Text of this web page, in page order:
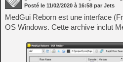
Posté le 11/02/2020 à 16:58 par Jets
MedGui Reborn est une interface
OS Windows. Cette archive inclut